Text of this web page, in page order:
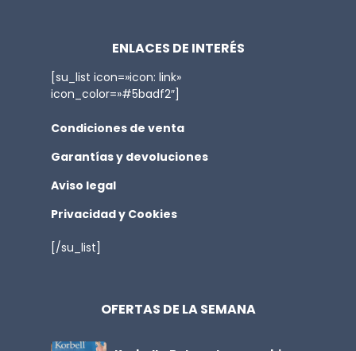
ENLACES DE INTERÉS
[su_list icon=»icon: link»
icon_color=»#5badf2″]
Condiciones de venta
Garantías y devoluciones
Aviso legal
Privacidad y Cookies
[/su_list]
OFERTAS DE LA SEMANA